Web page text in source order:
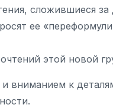
сложившиеся
ее
этой новой
вниманием к